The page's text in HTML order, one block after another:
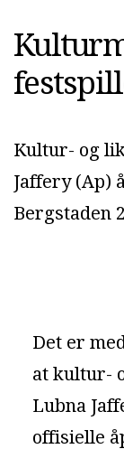
Kultur- og
Jaffery (Ap)
Bergstaden
Det er
at kultur-
Lubna
offisielle